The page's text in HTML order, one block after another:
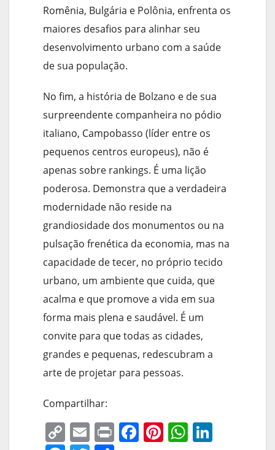
Romênia, Bulgária e Polônia, enfrenta os
maiores desafios para alinhar seu
desenvolvimento urbano com a saúde
de sua população.
No fim, a história de Bolzano e de sua
surpreendente companheira no pódio
italiano, Campobasso (líder entre os
pequenos centros europeus), não é
apenas sobre rankings. É uma lição
poderosa. Demonstra que a verdadeira
modernidade não reside na
grandiosidade dos monumentos ou na
pulsação frenética da economia, mas na
capacidade de tecer, no próprio tecido
urbano, um ambiente que cuida, que
acalma e que promove a vida em sua
forma mais plena e saudável. É um
convite para que todas as cidades,
grandes e pequenas, redescubram a
arte de projetar para pessoas.
Compartilhar:
C E Pr F Pi W